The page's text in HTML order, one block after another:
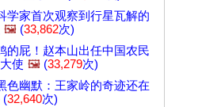
学家首次观察到行星瓦解的
🖼️ (33,862次)
的屁！赵本山出任中国农民
使 🖼️ (33,279次)
色幽默：王家岭的奇迹还在
(32,640次)